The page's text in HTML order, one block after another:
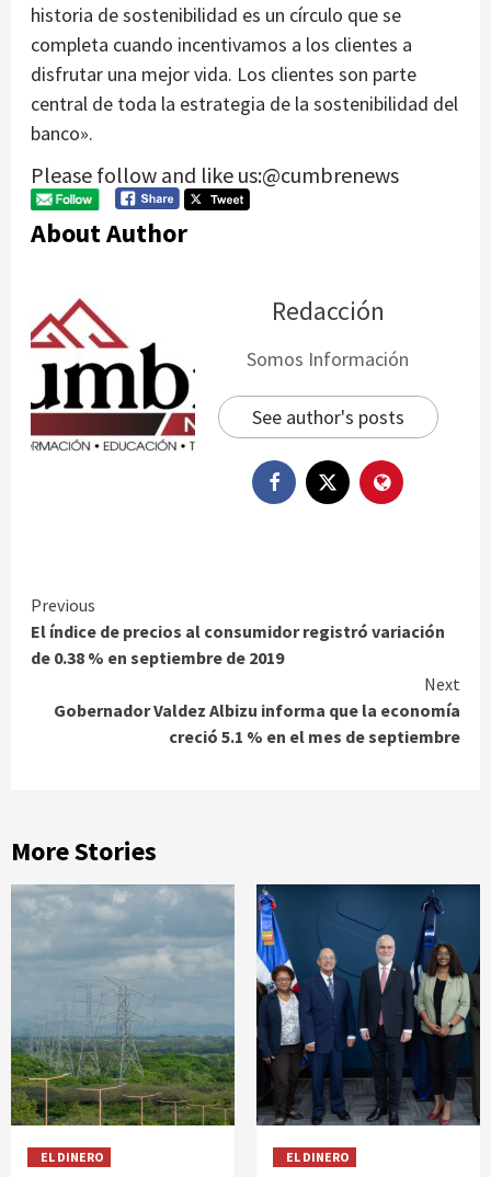
historia de sostenibilidad es un círculo que se
completa cuando incentivamos a los clientes a
disfrutar una mejor vida. Los clientes son parte
central de toda la estrategia de la sostenibilidad del
banco».
Please follow and like us:@cumbrenews
About Author
Redacción
Somos Información
See author's posts
Continue
Reading
Previous
El índice de precios al consumidor registró variación
de 0.38 % en septiembre de 2019
Next
Gobernador Valdez Albizu informa que la economía
creció 5.1 % en el mes de septiembre
More Stories
EL DINERO EL DINERO